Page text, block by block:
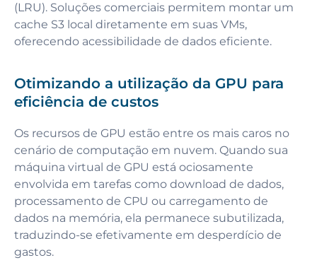
(LRU). Soluções comerciais permitem montar um
cache S3 local diretamente em suas VMs,
oferecendo acessibilidade de dados eficiente.
Otimizando a utilização da GPU para
eficiência de custos
Os recursos de GPU estão entre os mais caros no
cenário de computação em nuvem. Quando sua
máquina virtual de GPU está ociosamente
envolvida em tarefas como download de dados,
processamento de CPU ou carregamento de
dados na memória, ela permanece subutilizada,
traduzindo-se efetivamente em desperdício de
gastos.